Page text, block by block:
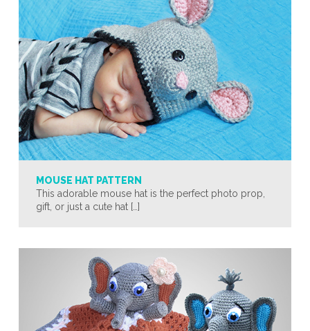
MOUSE HAT PATTERN
This adorable mouse hat is the perfect photo prop,
gift, or just a cute hat […]